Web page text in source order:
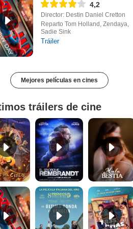
4,2
Director: Destin Daniel Cretton
Reparto Tom Holland, Zendaya,
Sadie Sink
Tráiler
Mejores películas en cines
tráilers de cine
Hijos del cielo Tráiler El síndrome Rembrandt Clip VOSE
Spider-Man: Brand New Day Tráiler (3) La última ronda en Venecia Tráiler VOSE Tres de más Tráiler